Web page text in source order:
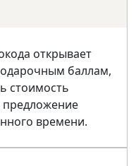
открывает
баллам,
стоимость
предложение
времени.